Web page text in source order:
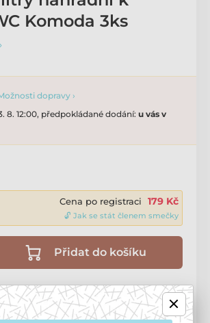
Komoda 3ks
dopravy ›
8. 12:00, předpokládané dodání: u vás v
Cena po registraci 179 Kč
🔓 Jak se stát členem smečky
Přidat do košíku
zdarma od1 499 Kč
doručení ›